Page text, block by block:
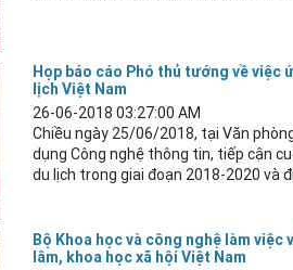
Họp báo cáo Phó thủ tướng về việc
lịch Việt Nam
26-06-2018 03:27:00 AM
Chiều ngày 25/06/2018, tại Văn
dụng Công nghệ thông tin, tiếp cận
du lịch trong giai đoạn 2018-2020 và
Bộ Khoa học và công nghệ làm việc
lâm, khoa học xã hội Việt Nam